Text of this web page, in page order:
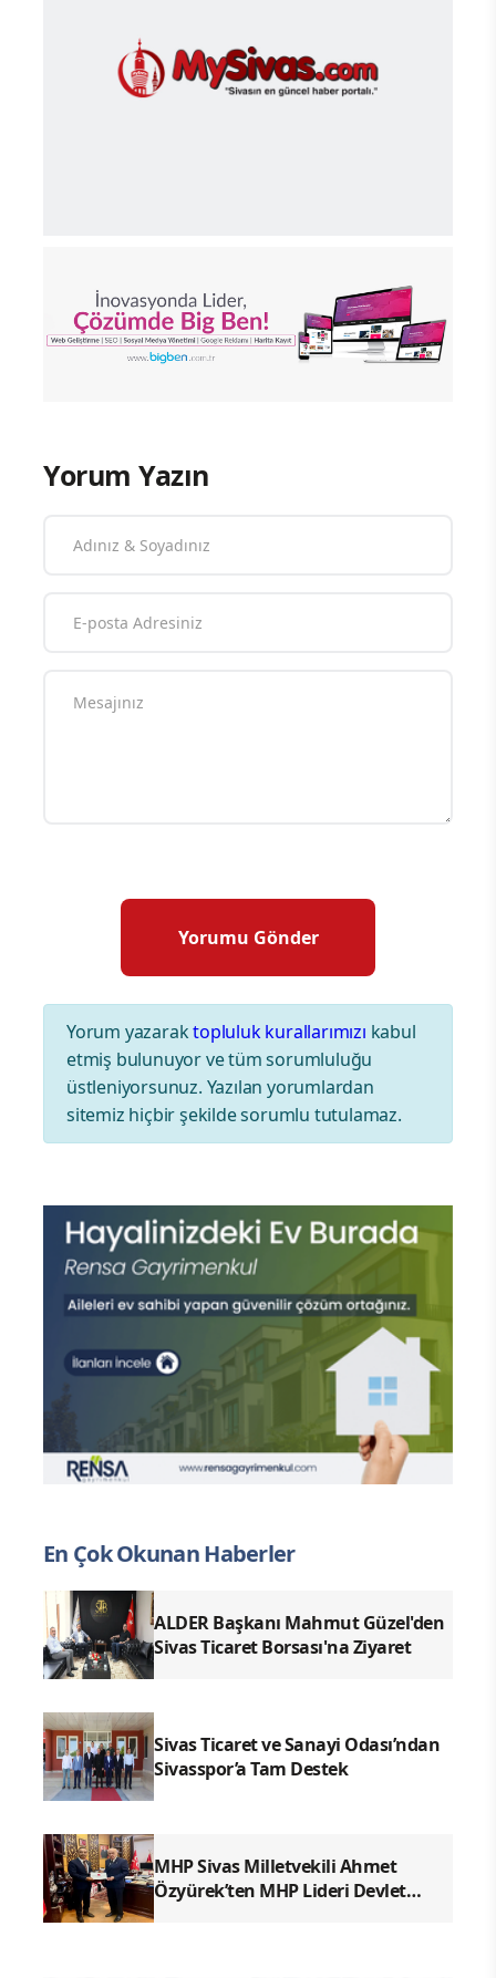
Yorum Yazın
Yorum yazaraktopluluk kurallarımızı kabul
etmiş bulunuyor ve tüm sorumluluğu
üstleniyorsunuz. Yazılan yorumlardan
sitemiz hiçbir şekilde sorumlu tutulamaz.
En Çok Okunan Haberler
ALDER Başkanı Mahmut Güzel'den
Sivas Ticaret Borsası'na Ziyaret
Sivas Ticaret ve Sanayi Odası’ndan
Sivasspor’a Tam Destek
MHP Sivas Milletvekili Ahmet
Özyürek’ten MHP Lideri Devlet